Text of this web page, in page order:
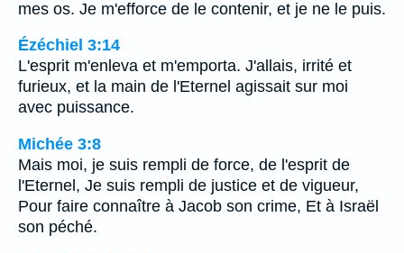
mes os. Je m'efforce de le contenir, et je ne le puis.
Ézéchiel 3:14
L'esprit m'enleva et m'emporta. J'allais, irrité et
furieux, et la main de l'Eternel agissait sur moi
avec puissance.
Michée 3:8
Mais moi, je suis rempli de force, de l'esprit de
l'Eternel, Je suis rempli de justice et de vigueur,
Pour faire connaître à Jacob son crime, Et à Israël
son péché.